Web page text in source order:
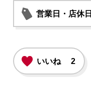
営業日・店休日
いいね 2